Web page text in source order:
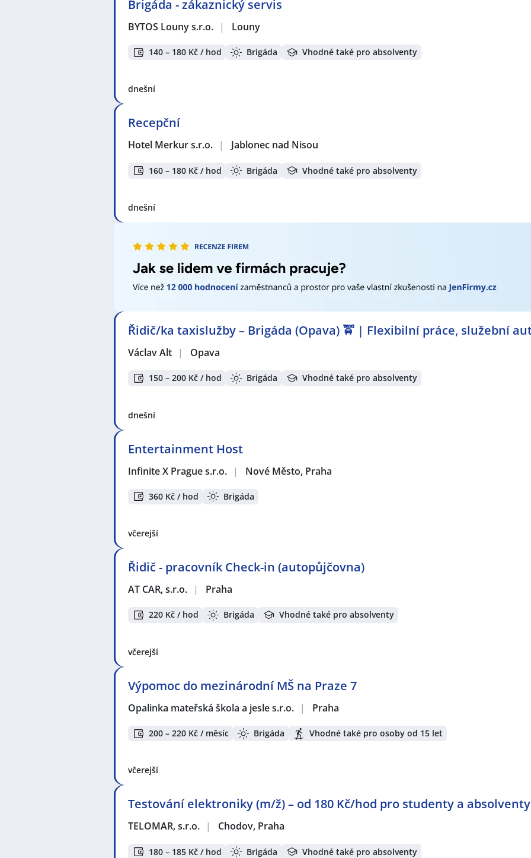
Brigáda - zákaznický servis
BYTOS Louny s.r.o. | Louny
140 – 180 Kč / hod Brigáda Vhodné také pro absolventy
dnešní
Recepční
Hotel Merkur s.r.o. | Jablonec nad Nisou
160 – 180 Kč / hod Brigáda Vhodné také pro absolventy
dnešní
Řidič/ka taxislužby – Brigáda (Opava) 🚖 | Flexibilní práce, služební
Václav Alt | Opava
150 – 200 Kč / hod Brigáda Vhodné také pro absolventy
dnešní
Entertainment Host
Infinite X Prague s.r.o. | Nové Město, Praha
360 Kč / hod Brigáda
včerejší
Řidič - pracovník Check-in (autopůjčovna)
AT CAR, s.r.o. | Praha
220 Kč / hod Brigáda Vhodné také pro absolventy
včerejší
Výpomoc do mezinárodní MŠ na Praze 7
Opalinka mateřská škola a jesle s.r.o. | Praha
200 – 220 Kč / měsíc Brigáda Vhodné také pro osoby od 15 let
včerejší
Testování elektroniky (m/ž) – od 180 Kč/hod pro studenty a absolventy
TELOMAR, s.r.o. | Chodov, Praha
180 – 185 Kč / hod Brigáda Vhodné také pro absolventy